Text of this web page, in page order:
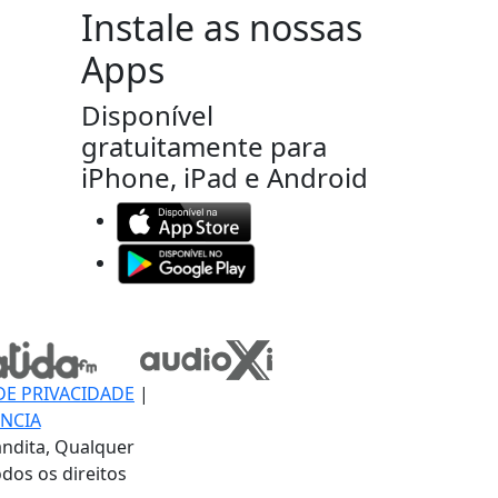
Instale as nossas
Apps
Disponível
gratuitamente para
iPhone, iPad e Android
PRIVACIDADE |
Qualquer
os direitos